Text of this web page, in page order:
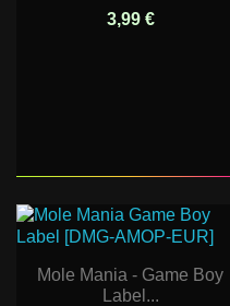
3,99 €
Mole Mania - Game Boy
Label...